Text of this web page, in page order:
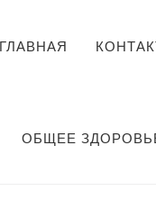
ГЛАВНАЯ
ОБЩЕЕ